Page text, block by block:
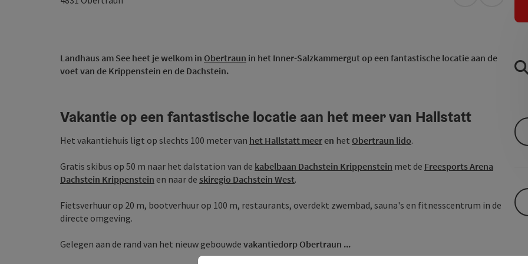
Landhaus am See heet je welkom in Obertraun in het Inner-Salzkammergut op een fantastische locatie aan de
voet van de Krippenstein en de Dachstein.
Vakantie op een fantastische locatie aan het meer van Hallstatt
Het vakantiehuis ligt op slechts 100 meter van het Hallstatt meeren het Obertraun lido.
Gratis skibus op 50 m naar het dalstation van de kabelbaan Dachstein Krippenstein met de Freesports Arena
Dachstein Krippenstein en naar de skiregio Dachstein West.
Fietsverhuur op 20 m, bootverhuur op 100 m, restaurants, overdekt zwembad, sauna's en fitnesscentrum in de
directe omgeving.
Gelegen aan de rand van het nieuw gebouwde vakantiedorp Obertraun ...